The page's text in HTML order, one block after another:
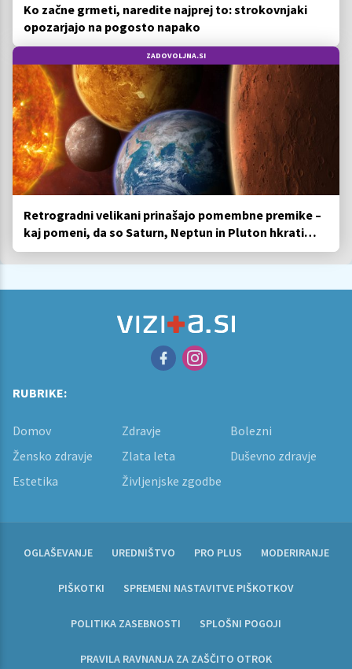
Ko začne grmeti, naredite najprej to: strokovnjaki
opozarjajo na pogosto napako
ZADOVOLJNA.SI
Retrogradni velikani prinašajo pomembne premike –
kaj pomeni, da so Saturn, Neptun in Pluton hkrati
retrogradni?
RUBRIKE:
Domov Zdravje
Bolezni
Žensko zdravje
Zlata leta
Duševno zdravje
Estetika
Življenjske zgodbe
OGLAŠEVANJE UREDNIŠTVO PRO PLUS MODERIRANJE
PIŠKOTKI SPREMENI NASTAVITVE PIŠKOTKOV
POLITIKA ZASEBNOSTI SPLOŠNI POGOJI
PRAVILA RAVNANJA ZA ZAŠČITO OTROK